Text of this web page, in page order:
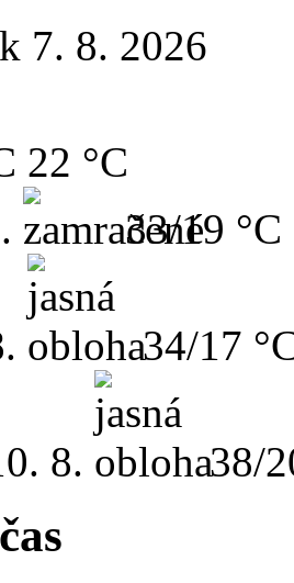
7. 8. 2026
22 °C
33/19 °C
34/17
8. 38/